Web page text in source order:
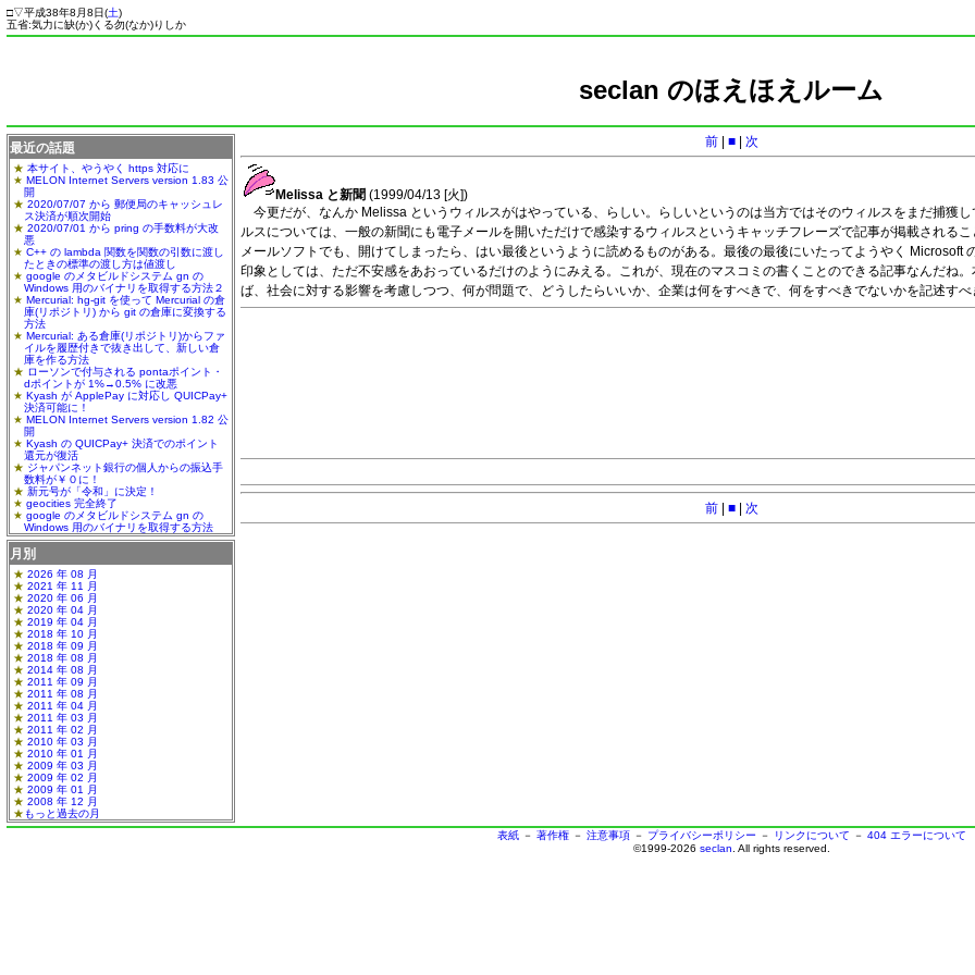
□▽平成38年8月8日(土)
五省:気力に缺(か)くる勿(なか)りしか
seclan のほえほえルーム
前| ■| 次
Melissa と新聞 (1999/04/13 [火])
今更だが、なんか Melissa というウィルスがはやっている、らしい。らしいというのは当方ではそのウィルスをまだ捕獲
ルスについては、一般の新聞にも電子メールを開いただけで感染するウィルスというキャッチフレーズで記事が掲載される
メールソフトでも、開けてしまったら、はい最後というように読めるものがある。最後の最後にいたってようやく Microsoft
印象としては、ただ不安感をあおっているだけのようにみえる。これが、現在のマスコミの書くことのできる記事なんだね
ば、社会に対する影響を考慮しつつ、何が問題で、どうしたらいいか、企業は何をすべきで、何をすべきでないかを記述すべ
前| ■| 次
最近の話題
本サイト、やうやく https 対応に
MELON Internet Servers version 1.83 公
開
2020/07/07 から 郵便局のキャッシュレ
ス決済が順次開始
2020/07/01 から pring の手数料が大改
悪
C++ の lambda 関数を関数の引数に渡し
たときの標準の渡し方は値渡し
google のメタビルドシステム gn の
Windows 用のバイナリを取得する方法２
Mercurial: hg-git を使って Mercurial の倉
庫(リポジトリ) から git の倉庫に変換する
方法
Mercurial: ある倉庫(リポジトリ)からファ
イルを履歴付きで抜き出して、新しい倉
庫を作る方法
ローソンで付与される pontaポイント・
dポイントが 1%→0.5% に改悪
Kyash が ApplePay に対応し QUICPay+
決済可能に！
MELON Internet Servers version 1.82 公
開
Kyash の QUICPay+ 決済でのポイント
還元が復活
ジャパンネット銀行の個人からの振込手
数料が￥０に！
新元号が「令和」に決定！
geocities 完全終了
google のメタビルドシステム gn の
Windows 用のバイナリを取得する方法
月別
2026 年 08 月
2021 年 11 月
2020 年 06 月
2020 年 04 月
2019 年 04 月
2018 年 10 月
2018 年 09 月
2018 年 08 月
2014 年 08 月
2011 年 09 月
2011 年 08 月
2011 年 04 月
2011 年 03 月
2011 年 02 月
2010 年 03 月
2010 年 01 月
2009 年 03 月
2009 年 02 月
2009 年 01 月
2008 年 12 月
もっと過去の月
表紙 － 著作権 － 注意事項 － プライバシーポリシー － リンクについて － 404 エラーについて
©1999-2026 seclan . All rights reserved.